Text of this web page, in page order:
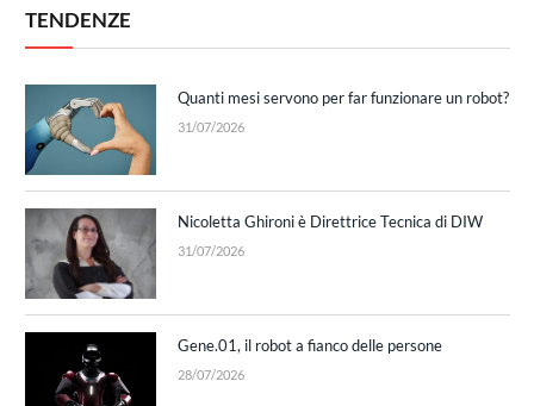
TENDENZE
Quanti mesi servono per far funzionare un robot?
31/07/2026
Nicoletta Ghironi è Direttrice Tecnica di DIW
31/07/2026
Gene.01, il robot a fianco delle persone
28/07/2026